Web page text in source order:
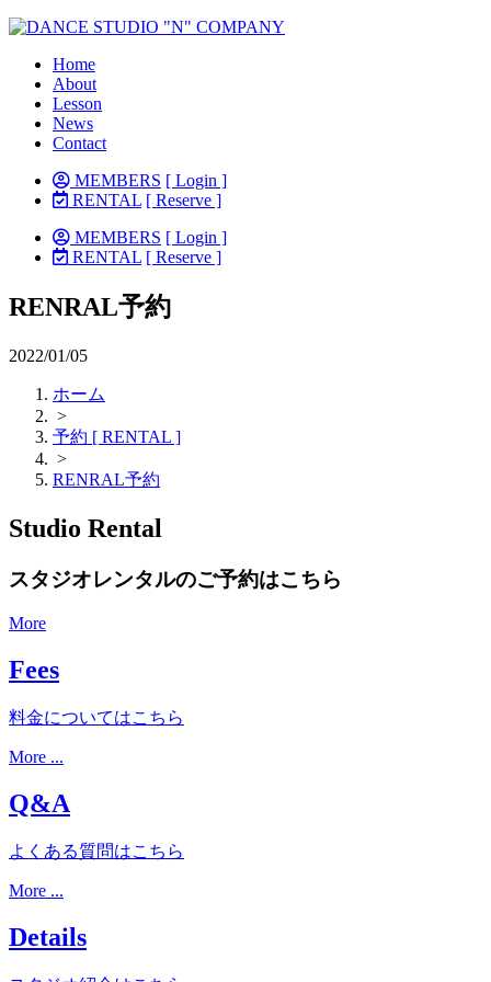
Home
About
Lesson
News
Contact
MEMBERS [ Login ]
RENTAL [ Reserve ]
MEMBERS [ Login ]
RENTAL [ Reserve ]
RENRAL予約
2022/01/05
ホーム
>
予約 [ RENTAL ]
>
RENRAL予約
Studio Rental
スタジオレンタルのご予約はこちら
More
Fees
料金についてはこちら
More ...
Q&A
よくある質問はこちら
More ...
Details